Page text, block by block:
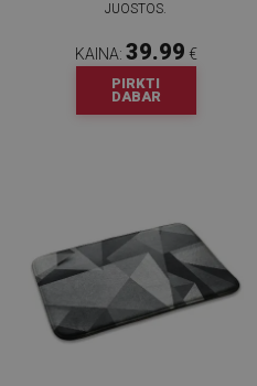
JUOSTOS.
KAINA: 39.99 €
PIRKTI
DABAR